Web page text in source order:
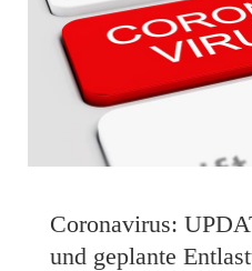
Coronavirus:
und geplante